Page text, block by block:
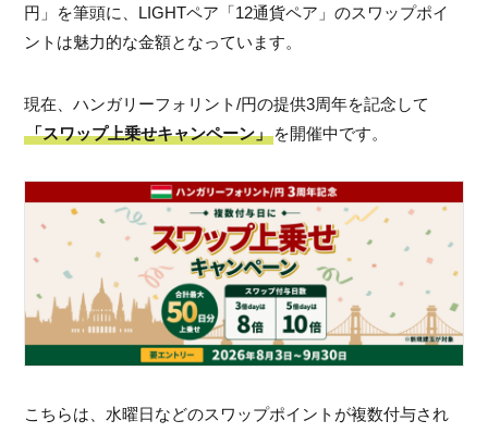
円」を筆頭に、LIGHTペア「12通貨ペア」のスワップポイ
ントは魅力的な金額となっています。
現在、ハンガリーフォリント/円の提供3周年を記念して
「スワップ上乗せキャンペーン」 を開催中です。
こちらは、水曜日などのスワップポイントが複数付与され